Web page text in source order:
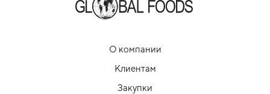
О компании
Клиентам
Закупки